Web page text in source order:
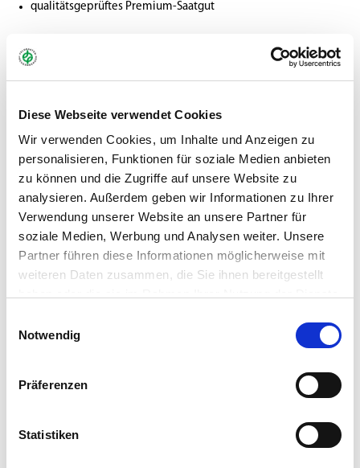
Diese Webseite verwendet Cookies
Wir verwenden Cookies, um Inhalte und Anzeigen zu
personalisieren, Funktionen für soziale Medien anbieten
zu können und die Zugriffe auf unsere Website zu
analysieren. Außerdem geben wir Informationen zu Ihrer
Verwendung unserer Website an unsere Partner für
soziale Medien, Werbung und Analysen weiter. Unsere
Partner führen diese Informationen möglicherweise mit
weiteren Daten zusammen, die Sie ihnen bereitgestellt
Notwendig
Präferenzen
Statistiken
qualitätsgeprüftes Premium-Saatgut
Eigenschaften der Mischungen von ReNatura® Regional:
Mischungszusammensetzung nach natürlichem Vorbild
Saatgut von höchster Qualität
widerstandsfähige und robuste Pflanzen
Inklusive Kokosgranulat als Ausstreuhilfe für eine
gleichmäßige Ausbringung der Saat per Hand.
Art.-Nr.: 68300 (VE 12)